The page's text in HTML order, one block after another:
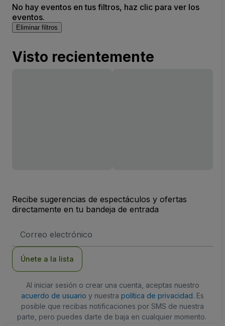
No hay eventos en tus filtros, haz clic para ver los
eventos.
Eliminar filtros
Visto recientemente
Recibe sugerencias de espectáculos y ofertas
directamente en tu bandeja de entrada
de
Únete a la lista
Al iniciar sesión o crear una cuenta, aceptas nuestro
acuerdo de usuario y nuestra política de privacidad. Es
posible que recibas notificaciones por SMS de nuestra
parte, pero puedes darte de baja en cualquier momento.